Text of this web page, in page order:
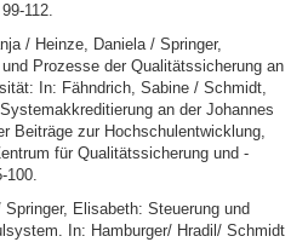
112.
/ Heinze, Daniela / Springer,
Prozesse der Qualitätssicherung an
In: Fähndrich, Sabine / Schmidt,
an der Johannes
Beiträge zur Hochschulentwicklung,
für Qualitätssicherung und -
100.
Elisabeth: Steuerung und
In: Hamburger/ Hradil/ Schmidt